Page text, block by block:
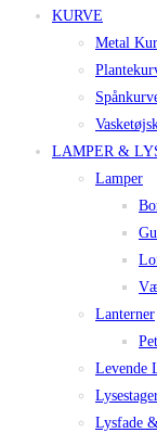
KURVE
Metal
LAMPER &
Lamper
Lanterner
Levende
Lysfade